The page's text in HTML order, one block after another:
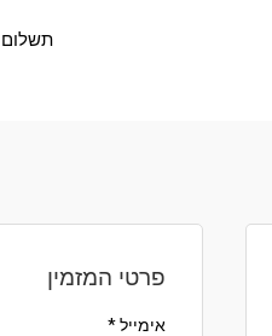
פרטי המזמין
אימייל*